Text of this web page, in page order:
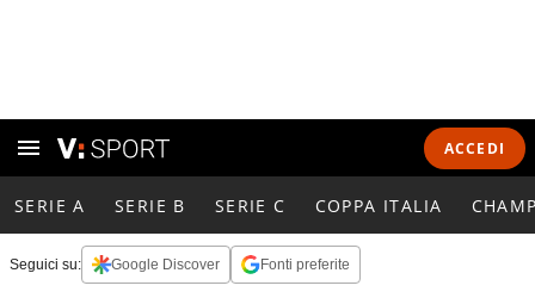
ACCEDI
SERIE A SERIE B SERIE C COPPA ITALIA
Seguici su: Google Discover Fonti preferite